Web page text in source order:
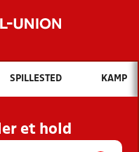
Hvad vil du søge efter?
OG NYHEDER
KLUBBER OG
SPILLESTED KAMP
et hold